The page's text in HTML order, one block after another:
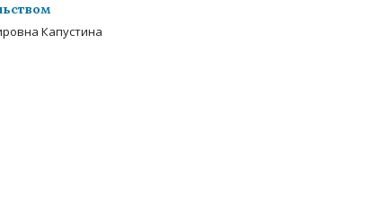
Капустина